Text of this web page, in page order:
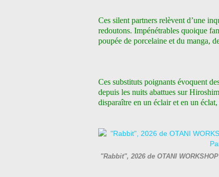
Ces silent partners relèvent d’une
redoutons. Impénétrables quoique
poupée de porcelaine et du manga,
Ces substituts poignants évoquent
depuis les nuits abattues sur
disparaître en un éclair et en un
"Rabbit", 2026 de OTANI